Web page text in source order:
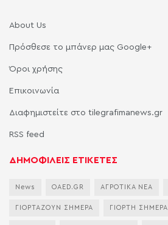
About Us
Πρόσθεσε το μπάνερ μας Google+
Όροι χρήσης
Επικοινωνία
Διαφημιστείτε στο tilegrafimanews.gr
RSS feed
ΔΗΜΟΦΙΛΕΙΣ ΕΤΙΚΕΤΕΣ
News OAED.GR ΑΓΡΟΤΙΚΑ ΝΕΑ
ΓΙΟΡΤΑΖΟΥΝ ΣΗΜΕΡΑ ΓΙΟΡΤΗ ΣΗΜΕΡΑ